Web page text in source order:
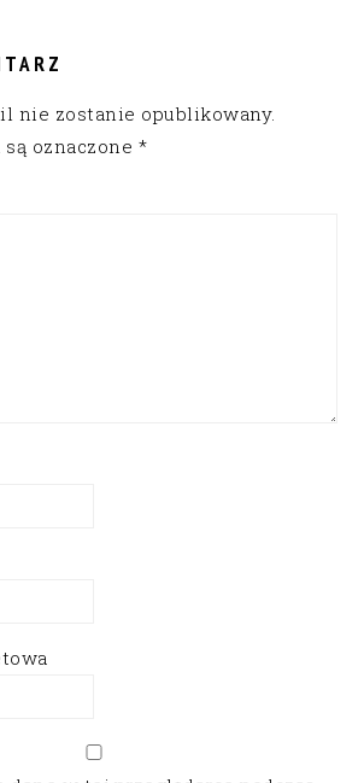
nie zostanie opublikowany.
oznaczone *